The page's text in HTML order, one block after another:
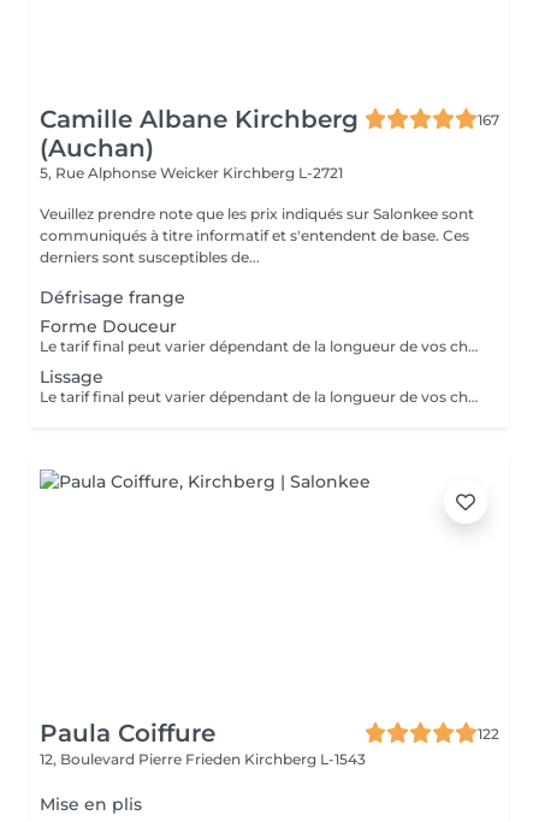
Camille Albane Kirchberg
(Auchan)
167
5, Rue Alphonse Weicker Kirchberg L-2721
Veuillez prendre note que les prix indiqués sur Salonkee sont
communiqués à titre informatif et s'entendent de base. Ces
derniers sont susceptibles de...
Défrisage frange
Forme Douceur
Le tarif final peut varier dépendant de la longueur de vos cheveux ainsi que des soins et produits utilisés.
Lissage
Le tarif final peut varier dépendant de la longueur de vos cheveux ainsi que des soins et produits utilisés.
Paula Coiffure
122
12, Boulevard Pierre Frieden Kirchberg L-1543
Mise en plis